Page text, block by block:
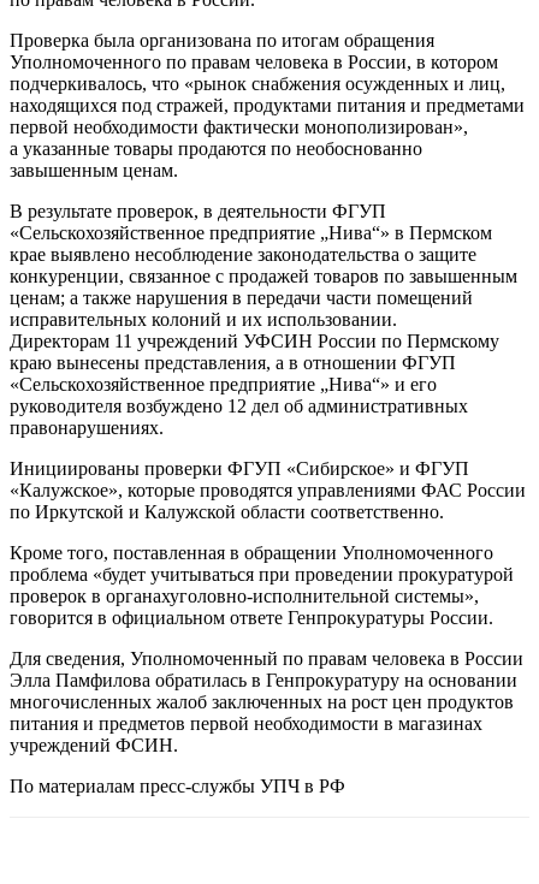
Проверка была организована по итогам обращения
Уполномоченного по правам человека в России, в котором
подчеркивалось, что «рынок снабжения осужденных и лиц,
находящихся под стражей, продуктами питания и предметами
первой необходимости фактически монополизирован»,
а указанные товары продаются по необоснованно
завышенным ценам.
В результате проверок, в деятельности ФГУП
«Сельскохозяйственное предприятие „Нива“» в Пермском
крае выявлено несоблюдение законодательства о защите
конкуренции, связанное с продажей товаров по завышенным
ценам; а также нарушения в передачи части помещений
исправительных колоний и их использовании.
Директорам 11 учреждений УФСИН России по Пермскому
краю вынесены представления, а в отношении ФГУП
«Сельскохозяйственное предприятие „Нива“» и его
руководителя возбуждено 12 дел об административных
правонарушениях.
Инициированы проверки ФГУП «Сибирское» и ФГУП
«Калужское», которые проводятся управлениями ФАС России
по Иркутской и Калужской области соответственно.
Кроме того, поставленная в обращении Уполномоченного
проблема «будет учитываться при проведении прокуратурой
проверок в органахуголовно-исполнительной системы»,
говорится в официальном ответе Генпрокуратуры России.
Для сведения, Уполномоченный по правам человека в России
Элла Памфилова обратилась в Генпрокуратуру на основании
многочисленных жалоб заключенных на рост цен продуктов
питания и предметов первой необходимости в магазинах
учреждений ФСИН.
По материалам пресс-службы УПЧ в РФ